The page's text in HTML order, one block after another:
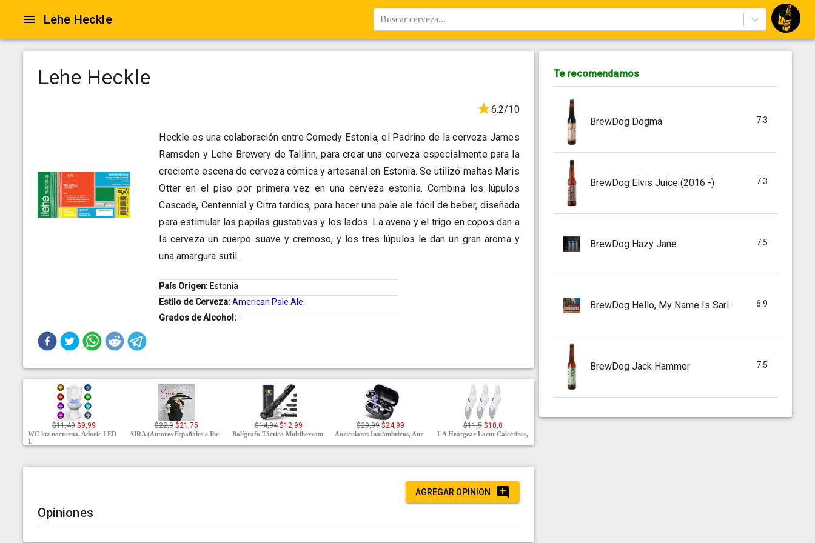
Lehe Heckle Buscar cerveza...
Lehe Heckle
6.2/10
Heckle es una colaboración entre Comedy Estonia, el Padrino de la cerveza James
Ramsden y Lehe Brewery de Tallinn, para crear una cerveza especialmente para la
creciente escena de cerveza cómica y artesanal en Estonia. Se utilizó maltas Maris
Otter en el piso por primera vez en una cerveza estonia. Combina los lúpulos
Cascade, Centennial y Citra tardíos, para hacer una pale ale fácil de beber, diseñada
para estimular las papilas gustativas y los lados. La avena y el trigo en copos dan a
la cerveza un cuerpo suave y cremoso, y los tres lúpulos le dan un gran aroma y
una amargura sutil.
País Origen: Estonia
Estilo de Cerveza:American Pale Ale
Grados de Alcohol: -
$11,49 $9,99
WC luz nocturna, Adoric LED
L
$22,9 $21,75
SIRA (Autores Españoles e Ibe
$14,94 $12,99
Bolígrafo Táctico Multiherram
$29,99 $24,99
Auriculares Inalámbricos, Aur
$11,5 $10,0
UA Heatgear Locut Calcetines,
AGREGAR OPINION
Opiniones
Te recomendamos
BrewDog Dogma 7.3
BrewDog Elvis Juice (2016 -) 7.3
BrewDog Hazy Jane 7.5
BrewDog Hello, My Name Is Sari 6.9
BrewDog Jack Hammer 7.5